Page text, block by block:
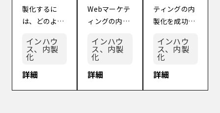
代理店に任せ
ているもの
の、 […]
ザーの広告慣
れが顕著 […]
め、事前に各
メンバーが共
ティン
グ）を内
製化する
際の課題
と正しい
メリッ
ト・デメ
製化するに
は、どのよう
デメリットが
あるのだろ
う？」「デジ
マの正しい内
インハウ
ス、内製
化
詳細
ない！
Webマー
ケティン
グの内製
化に失敗
原因【成
功させる3
Webマーケテ
ィングの内製
しまう企業が
いるのはなぜ
だろうか？」
「失敗要因を
インハウ
ス、内製
化
詳細
ィングの
内製化を
成功させ
る5つのポ
イント
ティングの内
製化を成功さ
識すべきポイ
ントはあるだ
ろうか？」
「実際にWeb
インハウ
ス、内製
化
詳細